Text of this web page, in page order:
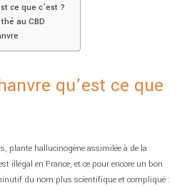
ce que c’est ?
au CBD
qu’est ce que
plante hallucinogène assimilée à de la
illégal en France, et ce pour encore un bon
du nom plus scientifique et compliqué :